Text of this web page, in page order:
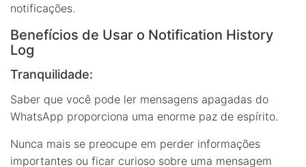
notificações.
Benefícios de Usar o Notification History
Log
Tranquilidade:
Saber que você pode ler mensagens apagadas do
WhatsApp proporciona uma enorme paz de espírito.
Nunca mais se preocupe em perder informações
importantes ou ficar curioso sobre uma mensagem